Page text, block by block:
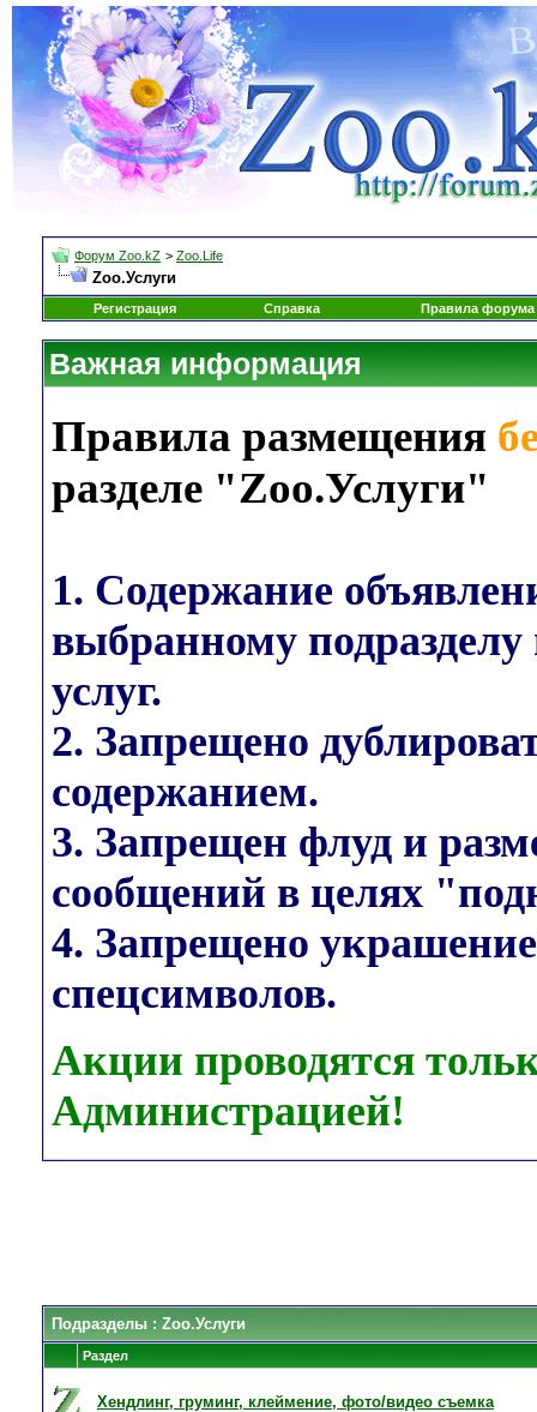
Форум Zoo.kZ > Zoo.Life
Zoo.Услуги
Регистрация Справка Правила форума
Важная информация
Правила размещения
разделе "Zoo.Услуги"
1. Содержание
выбранному
услуг.
2. Запрещено
содержанием.
3. Запрещен флуд и
сообщений в целях
4. Запрещено
спецсимволов.
Акции проводятся
Администрацией!
Подразделы : Zoo.Услуги
Раздел
Хендлинг, груминг, клеймение, фото/видео съемка